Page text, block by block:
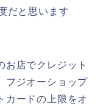
だと思います
お店でクレジット
フジオーショップ
カードの上限をオ